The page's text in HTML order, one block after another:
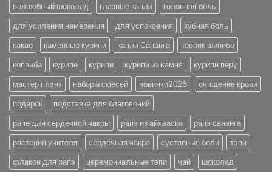
волшебный шоколад
глазные капли
головная боль
для усиления намерения
для успокоения
зубная боль
какао
каменные курипи капли Сананга
коврик шипибо
копаиба
курипе курипи курипи из камня
курипи перу
мастер плэнт
наборы смесей новинки2025
очищение крови
подарок
подставка для благовоний
рапе для сердечной чакры
рапэ из айяваска
рапэ сананга
растения учителя
сердечная чакра суставные боли
тэпи
флакон для рапэ
церемониальные тэпи чай шоколад